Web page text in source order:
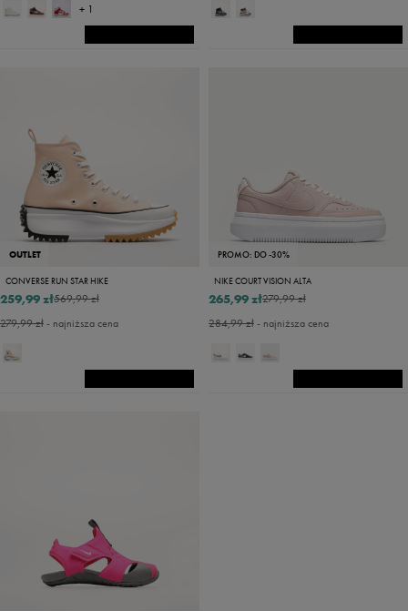
+ 1
OUTLET
CONVERSE RUN STAR HIKE
569,99 zł
259,99 zł
279,99 zł- najniższa cena
PROMO: DO -30%
NIKE COURT VISION ALTA
279,99 zł
265,99 zł
284,99 zł- najniższa cena